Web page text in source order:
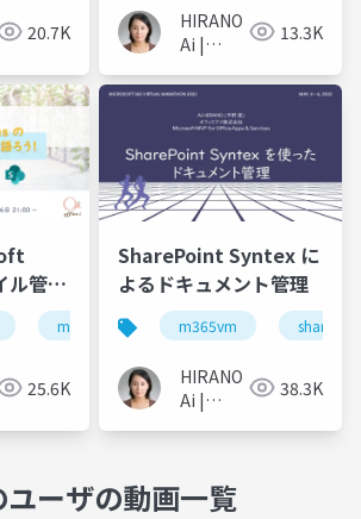
20.7K
HIRANO
Ai |
MVP 👉
SharePoint
13.3K
ル管理
microsoft teams ファイル管理
25.6K
SharePoint Syntex に
よるドキュメント管理
m365vm
HIRANO
Ai |
SharePoint
38.3K
ユーザの動画一覧